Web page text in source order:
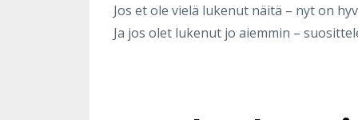
Jos et ole vielä lukenut näitä – nyt on
Ja jos olet lukenut jo aiemmin –